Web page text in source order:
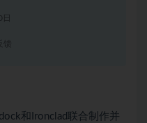
和Ironclad联合制作并